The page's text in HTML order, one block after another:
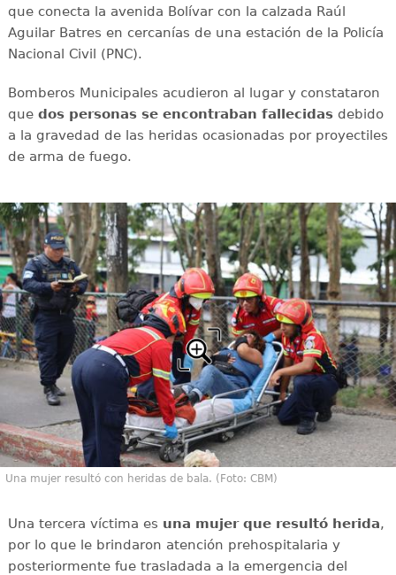
que conecta la avenida Bolívar con la calzada Raúl
Aguilar Batres en cercanías de una estación de la Policía
Nacional Civil (PNC).
Bomberos Municipales acudieron al lugar y constataron
que dos personas se encontraban fallecidasdebido
a la gravedad de las heridas ocasionadas por proyectiles
de arma de fuego.
Una mujer resultó con heridas de bala. (Foto: CBM)
Una tercera víctima es una mujer que resultó herida,
por lo que le brindaron atención prehospitalaria y
posteriormente fue trasladada a la emergencia del